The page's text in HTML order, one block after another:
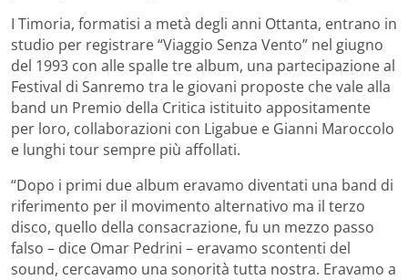
I Timoria, formatisi a metà degli anni Ottanta, entrano in
studio per registrare “Viaggio Senza Vento” nel giugno
del 1993 con alle spalle tre album, una partecipazione al
Festival di Sanremo tra le giovani proposte che vale alla
band un Premio della Critica istituito appositamente
per loro, collaborazioni con Ligabue e Gianni Maroccolo
e lunghi tour sempre più affollati.
“Dopo i primi due album eravamo diventati una band di
riferimento per il movimento alternativo ma il terzo
disco, quello della consacrazione, fu un mezzo passo
falso – dice Omar Pedrini – eravamo scontenti del
sound, cercavamo una sonorità tutta nostra. Eravamo a